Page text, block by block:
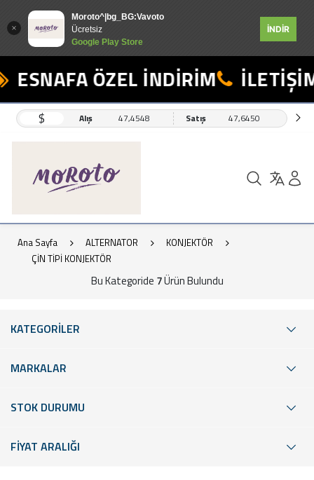
Moroto^|bg_BG:Vavoto
Ücretsiz
Google Play Store
İNDİR
ESNAFA ÖZEL İNDİRİM
$ Alış 47,4548 Satış 47,6450
Ana Sayfa ALTERNATOR
KONJEKTÖR
ÇİN TİPİ KONJEKTÖR
Bu Kategoride 7Ürün Bulundu
KATEGORİLER
MARKALAR
STOK DURUMU
FİYAT ARALIĞI